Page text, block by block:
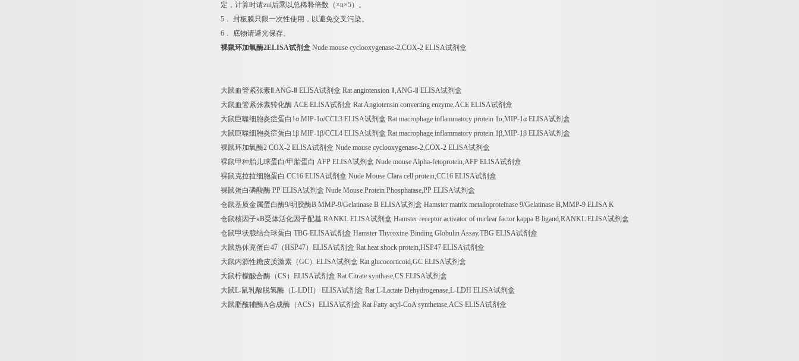
定，计算时请zui后乘以总稀释倍数（×n×5）。
5． 封板膜只限一次性使用，以避免交叉污染。
6． 底物请避光保存。
裸鼠环加氧酶2ELISA试剂盒 Nude mouse cyclooxygenase-2,COX-2 ELISA试剂盒
大鼠血管紧张素Ⅱ ANG-Ⅱ ELISA试剂盒 Rat angiotension Ⅱ,ANG-Ⅱ ELISA试剂盒
大鼠血管紧张素转化酶 ACE ELISA试剂盒 Rat Angiotensin converting enzyme,ACE ELISA试剂盒
大鼠巨噬细胞炎症蛋白1α MIP-1α/CCL3 ELISA试剂盒 Rat macrophage inflammatory protein 1α,MIP-1α ELISA试剂盒
大鼠巨噬细胞炎症蛋白1β MIP-1β/CCL4 ELISA试剂盒 Rat macrophage inflammatory protein 1β,MIP-1β ELISA试剂盒
裸鼠环加氧酶2 COX-2 ELISA试剂盒 Nude mouse cyclooxygenase-2,COX-2 ELISA试剂盒
裸鼠甲种胎儿球蛋白/甲胎蛋白 AFP ELISA试剂盒 Nude mouse Alpha-fetoprotein,AFP ELISA试剂盒
裸鼠克拉拉细胞蛋白 CC16 ELISA试剂盒 Nude Mouse Clara cell protein,CC16 ELISA试剂盒
裸鼠蛋白磷酸酶 PP ELISA试剂盒 Nude Mouse Protein Phosphatase,PP ELISA试剂盒
仓鼠基质金属蛋白酶9/明胶酶B MMP-9/Gelatinase B ELISA试剂盒 Hamster matrix metalloproteinase 9/Gelatinase B,MMP-9 ELISA K
仓鼠核因子κB受体活化因子配基 RANKL ELISA试剂盒 Hamster receptor activator of nuclear factor kappa B ligand,RANKL ELISA试剂盒
仓鼠甲状腺结合球蛋白 TBG ELISA试剂盒 Hamster Thyroxine-Binding Globulin Assay,TBG ELISA试剂盒
大鼠热休克蛋白47（HSP47）ELISA试剂盒 Rat heat shock protein,HSP47 ELISA试剂盒
大鼠内源性糖皮质激素（GC）ELISA试剂盒 Rat glucocorticoid,GC ELISA试剂盒
大鼠柠檬酸合酶（CS）ELISA试剂盒 Rat Citrate synthase,CS ELISA试剂盒
大鼠L-鼠乳酸脱氢酶（L-LDH） ELISA试剂盒 Rat L-Lactate Dehydrogenase,L-LDH ELISA试剂盒
大鼠脂酰辅酶A合成酶（ACS）ELISA试剂盒 Rat Fatty acyl-CoA synthetase,ACS ELISA试剂盒